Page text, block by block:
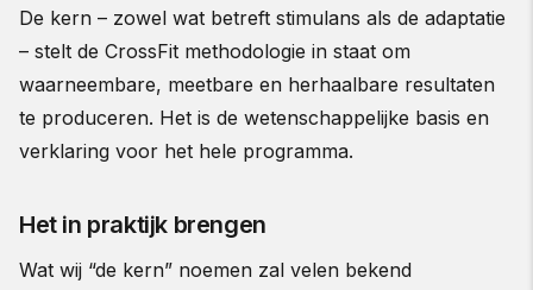
De kern – zowel wat betreft stimulans als de adaptatie
– stelt de CrossFit methodologie in staat om
waarneembare, meetbare en herhaalbare resultaten
te produceren. Het is de wetenschappelijke basis en
verklaring voor het hele programma.
Het in praktijk brengen
Wat wij “de kern” noemen zal velen bekend